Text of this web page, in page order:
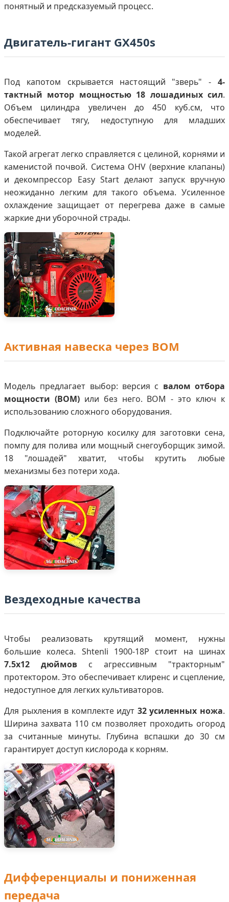
понятный и предсказуемый процесс.
Двигатель-гигант GX450s
Под капотом скрывается настоящий "зверь" - 4-
тактный мотор мощностью 18 лошадиных сил.
Объем цилиндра увеличен до 450 куб.см, что
обеспечивает тягу, недоступную для младших
моделей.
Такой агрегат легко справляется с целиной, корнями и
каменистой почвой. Система OHV (верхние клапаны)
и декомпрессор Easy Start делают запуск вручную
неожиданно легким для такого объема. Усиленное
охлаждение защищает от перегрева даже в самые
жаркие дни уборочной страды.
Активная навеска через ВОМ
Модель предлагает выбор: версия с валом отбора
мощности (ВОМ)или без него. ВОМ - это ключ к
использованию сложного оборудования.
Подключайте роторную косилку для заготовки сена,
помпу для полива или мощный снегоуборщик зимой.
18 "лошадей" хватит, чтобы крутить любые
механизмы без потери хода.
Вездеходные качества
Чтобы реализовать крутящий момент, нужны
большие колеса. Shtenli 1900-18P стоит на шинах
7.5x12 дюймов с агрессивным "тракторным"
протектором. Это обеспечивает клиренс и сцепление,
недоступное для легких культиваторов.
Для рыхления в комплекте идут 32 усиленных ножа.
Ширина захвата 110 см позволяет проходить огород
за считанные минуты. Глубина вспашки до 30 см
гарантирует доступ кислорода к корням.
Дифференциалы и пониженная
передача